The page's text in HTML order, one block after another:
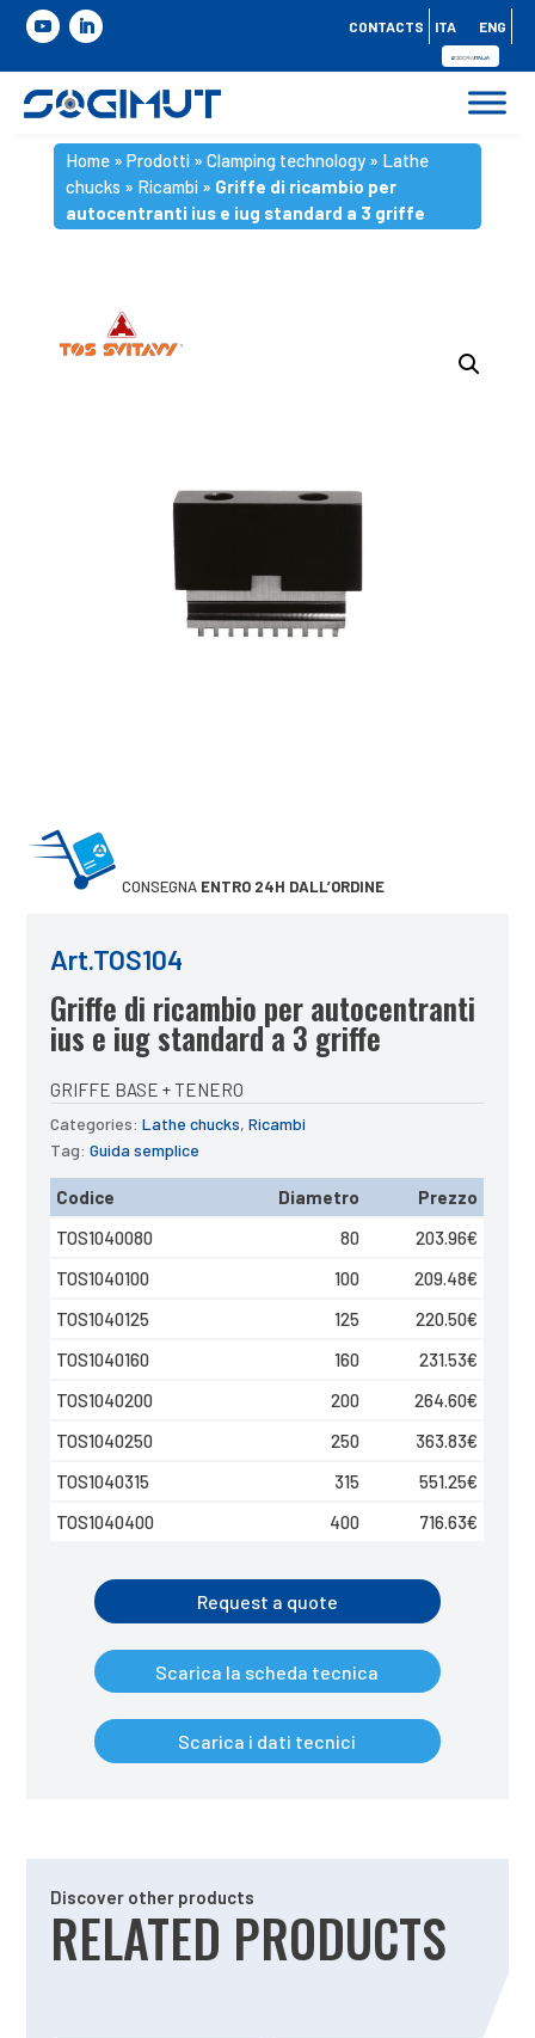
CONTACTS ITA ENG
Home» Prodotti» Clamping technology» Lathe
chucks » Ricambi» Griffe di ricambio per
autocentranti ius e iug standard a 3 griffe
CONSEGNA ENTRO 24H DALL’ORDINE
Art.TOS104
Griffe di ricambio per autocentranti
ius e iug standard a 3 griffe
GRIFFE BASE + TENERO
Categories:Lathe chucks,Ricambi
Tag:Guida semplice
Codice Diametro
Prezzo
TOS1040080
80 203.96€
TOS1040100
100 209.48€
TOS1040125
125 220.50€
TOS1040160
160 231.53€
TOS1040200
200 264.60€
TOS1040250
250 363.83€
TOS1040315
315 551.25€
TOS1040400
400 716.63€
Request a quote
Scarica la scheda tecnica
Scarica i dati tecnici
Discover other products
RELATED PRODUCTS